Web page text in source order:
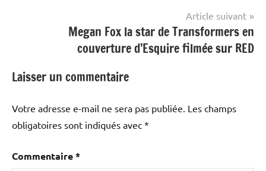
Article suivant
Megan Fox la star de Transformers en
couverture d’Esquire filmée sur RED
Laisser un commentaire
Votre adresse e-mail ne sera pas publiée. Les champs
obligatoires sont indiqués avec *
Commentaire*